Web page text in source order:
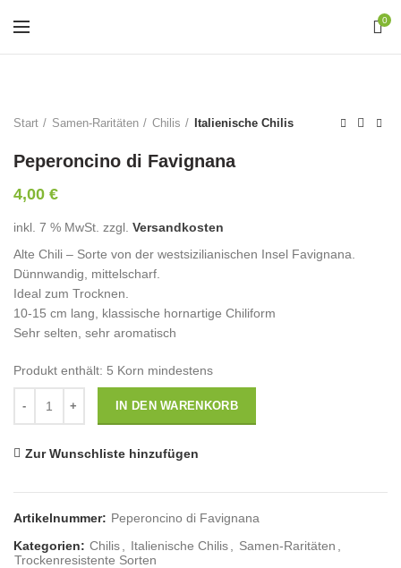
0
Start Samen-Raritäten Chilis Italienische Chilis
Peperoncino di Favignana
4,00 €
inkl. 7 % MwSt. zzgl. Versandkosten
Alte Chili – Sorte von der westsizilianischen Insel Favignana.
Dünnwandig, mittelscharf.
Ideal zum Trocknen.
10-15 cm lang, klassische hornartige Chiliform
Sehr selten, sehr aromatisch
Produkt enthält: 5 Korn mindestens
IN DEN WARENKORB
Zur Wunschliste hinzufügen
Artikelnummer: Peperoncino di Favignana
Kategorien: Chilis Italienische Chilis Samen-Raritäten
Trockenresistente Sorten